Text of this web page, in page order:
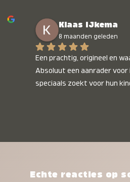
Klaas IJkema
8 maanden geleden
Een prachtig, origineel en
Absoluut een aanrader voor
speciaals zoekt voor hun
Echte reacties op